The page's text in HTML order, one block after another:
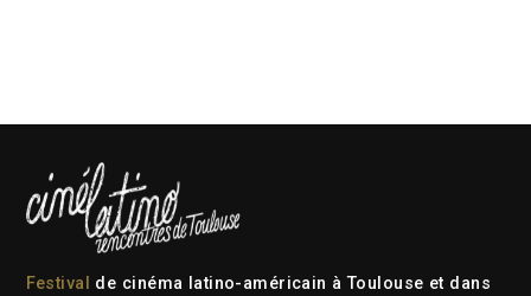
Festival
de cinéma latino-américain à Toulouse et dans